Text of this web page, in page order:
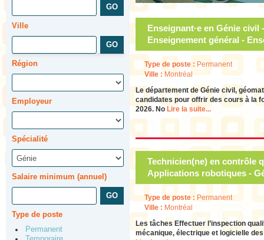
Ville
Région
Employeur
Spécialité
Salaire minimum (annuel)
Type de poste
Permanent
Enseignant·e en Génie civil
Enseignement général -
Type de poste : Permanent
Ville :Montréal
Le département de Génie civil,
candidates pour offrir des cours à la
2026. No Lire la suite...
Technicien(ne) en contrôle
Applications robotiques -
Type de poste : Permanent
Ville : Montréal
Les tâches Effectuer l’inspection
mécanique, électrique et logicielle